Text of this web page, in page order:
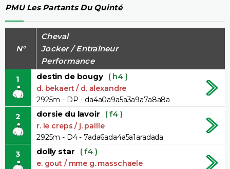
PMU Les Partants Du Quinté
N°
Cheval
Jocker / Entraîneur
Performance
1
destin de bougy ( h4 )
d. bekaert / d. alexandre
2925m - DP - da4a0a9a5a3a9a7a8a8a
2 dorsie du lavoir ( f4 )
r. le creps / j. paille
2925m - D4 - 7ada6ada4a5a1aradada
3 dolly star ( f4 )
e. gout / mme g. masschaele